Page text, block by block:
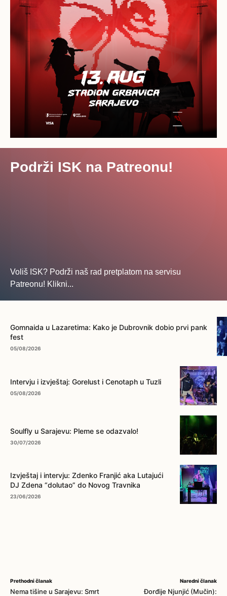
Podrži ISK na Patreonu!
Voliš ISK? Podrži naš rad pretplatom na servisu
Patreonu! Klikni...
Gomnaida u Lazaretima: Kako je Dubrovnik dobio prvi pank
fest
05/08/2026
Intervju i izvještaj: Gorelust i Cenotaph u Tuzli
05/08/2026
Soulfly u Sarajevu: Pleme se odazvalo!
30/07/2026
Izvještaj i intervju: Zdenko Franjić aka Lutajući
DJ Zdena “dolutao” do Novog Travnika
23/06/2026
Prethodni članak
Nema tišine u Sarajevu: Smrt
Naredni članak
Đorđije Njunjić (Mučin):